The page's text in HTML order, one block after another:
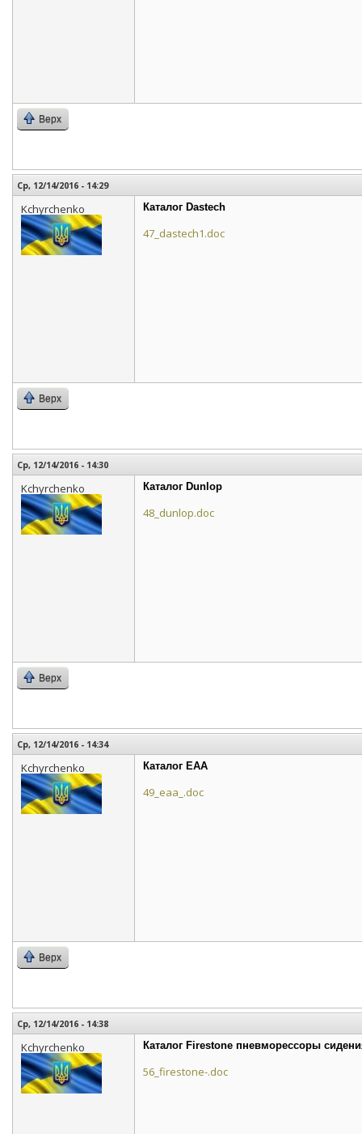
Верх
Ср, 12/14/2016 - 14:29
Kchyrchenko Каталог Dastech
47_dastech1.doc
Верх
Ср, 12/14/2016 - 14:30
Kchyrchenko Каталог Dunlop
48_dunlop.doc
Верх
Ср, 12/14/2016 - 14:34
Kchyrchenko Каталог EAA
49_eaa_.doc
Верх
Ср, 12/14/2016 - 14:38
Kchyrchenko Каталог Firestone пневморессоры
56_firestone-.doc